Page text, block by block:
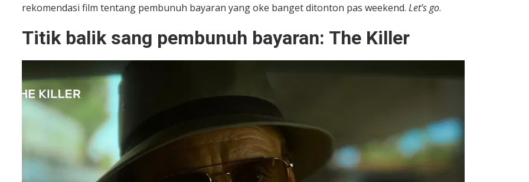
rekomendasi film tentang pembunuh bayaran yang oke banget ditonton pas weekend. Let’s go.
Titik balik sang pembunuh bayaran: The Killer